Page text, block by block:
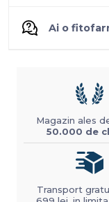
Ai o
Magazin ales
50.000 de
Transport